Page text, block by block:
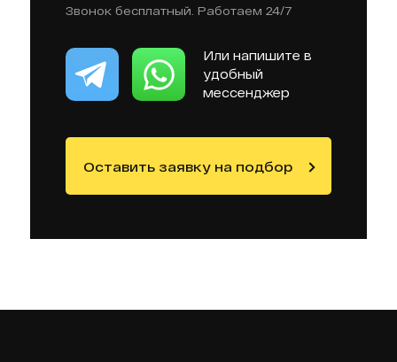
Звонок бесплатный. Работаем 24/7
Или напишите в
удобный
мессенджер
Оставить заявку на подбор